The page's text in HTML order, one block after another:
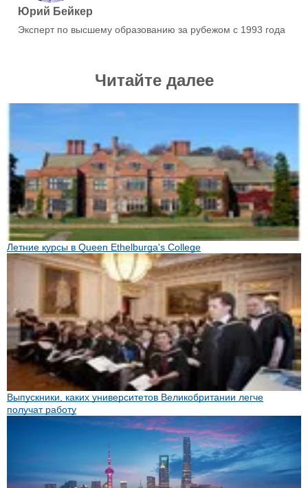
Юрий Бейкер
Эксперт по высшему образованию за рубежом с 1993 года
Читайте далее
Летние курсы в Queen Ethelburga's College
Выпускники, каких университетов Великобритании легче
получат работу